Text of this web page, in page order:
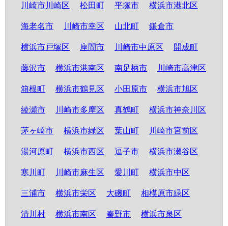
川崎市川崎区 松田町 平塚市 横浜市港北区
海老名市 川崎市幸区 山北町 鎌倉市
横浜市戸塚区 座間市 川崎市中原区 開成町
藤沢市 横浜市港南区 南足柄市 川崎市高津区
箱根町 横浜市鶴見区 小田原市 横浜市旭区
綾瀬市 川崎市多摩区 真鶴町 横浜市神奈川区
茅ヶ崎市 横浜市緑区 葉山町 川崎市宮前区
湯河原町 横浜市西区 逗子市 横浜市瀬谷区
寒川町 川崎市麻生区 愛川町 横浜市中区
三浦市 横浜市栄区 大磯町 相模原市緑区
清川村 横浜市南区 秦野市 横浜市泉区